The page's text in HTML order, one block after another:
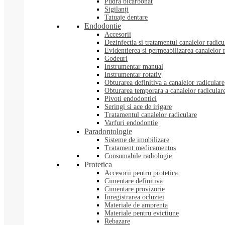
Sigilanți
Tatuaje dentare
Endodontie
Accesorii
Dezinfectia si tratamentul canalelor
Evidentierea si permeabilizarea canalelor
Godeuri
Instrumentar manual
Instrumentar rotativ
Obturarea definitiva a canalelor radiculare
Obturarea temporara a canalelor
Pivoti endodontici
Seringi si ace de irigare
Tratamentul canalelor radiculare
Varfuri endodontie
Paradontologie
Sisteme de imobilizare
Tratament medicamentos
Consumabile radiologie
Protetica
Accesorii pentru protetica
Cimentare definitiva
Cimentare provizorie
Inregistrarea ocluziei
Materiale de amprenta
Materiale pentru evictiune
Rebazare